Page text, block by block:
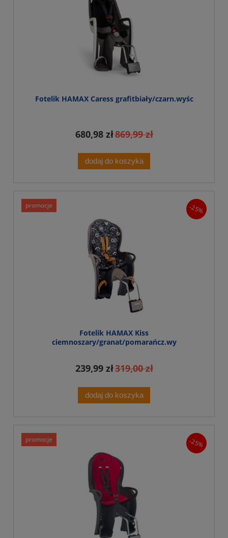
Fotelik HAMAX Caress grafitbiały/czarn.wyśc
680,98 zł869,99 zł
dodaj do koszyka
Fotelik HAMAX Kiss
ciemnoszary/granat/pomarańcz.wy
239,99 zł319,00 zł
dodaj do koszyka
promocje -25%
promocje -25%